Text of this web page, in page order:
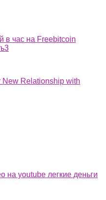
в час на Freebitcoin
New Relationship with
на youtube легкие деньги